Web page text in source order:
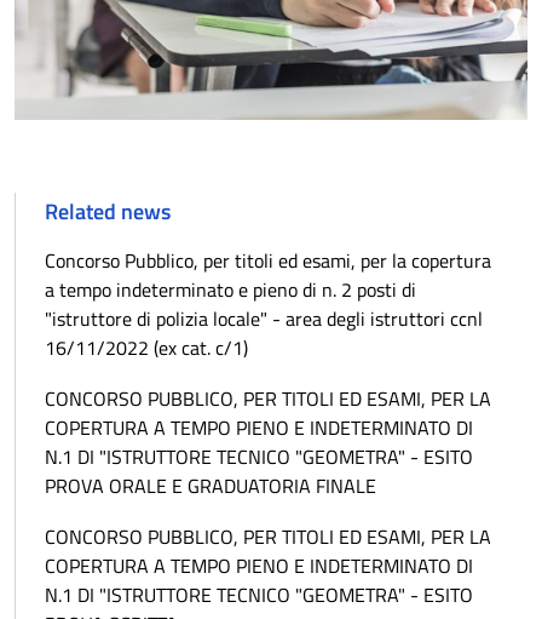
Related news
Concorso Pubblico, per titoli ed esami, per la copertura
a tempo indeterminato e pieno di n. 2 posti di
"istruttore di polizia locale" - area degli istruttori ccnl
16/11/2022 (ex cat. c/1)
CONCORSO PUBBLICO, PER TITOLI ED ESAMI, PER LA
COPERTURA A TEMPO PIENO E INDETERMINATO DI
N.1 DI "ISTRUTTORE TECNICO "GEOMETRA" - ESITO
PROVA ORALE E GRADUATORIA FINALE
CONCORSO PUBBLICO, PER TITOLI ED ESAMI, PER LA
COPERTURA A TEMPO PIENO E INDETERMINATO DI
N.1 DI "ISTRUTTORE TECNICO "GEOMETRA" - ESITO